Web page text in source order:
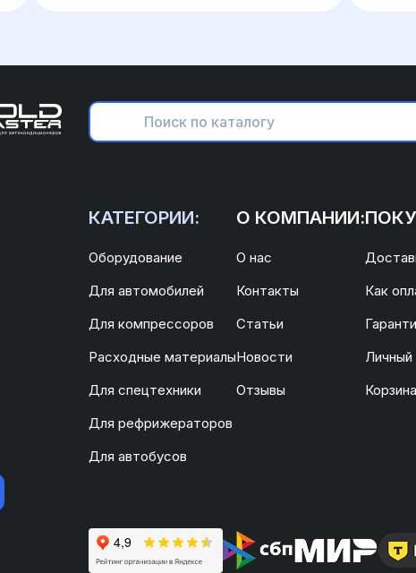
КАТЕГОРИИ:
Оборудование
Для автомобилей
Для компрессоров
Расходные материалы
Для спецтехники
Для рефрижераторов
Для автобусов
О КОМПАНИИ:
О нас
Контакты
Статьи
Новости
Отзывы
Как
Личный
Корзина